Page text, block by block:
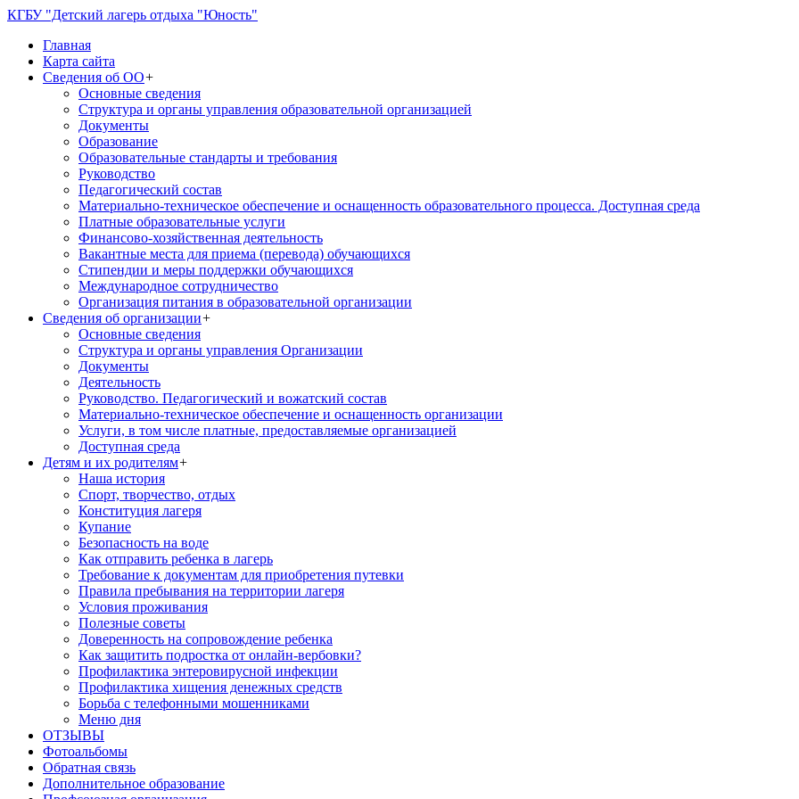
КГБУ "Детский лагерь отдыха "Юность"
Главная
Карта сайта
Сведения об ОО+
Основные сведения
Структура и органы управления образовательной организацией
Документы
Образование
Образовательные стандарты и требования
Руководство
Педагогический состав
Материально-техническое обеспечение и оснащенность образовательного процесса. Доступная среда
Платные образовательные услуги
Финансово-хозяйственная деятельность
Вакантные места для приема (перевода) обучающихся
Стипендии и меры поддержки обучающихся
Международное сотрудничество
Организация питания в образовательной организации
Сведения об организации+
Основные сведения
Структура и органы управления Организации
Документы
Деятельность
Руководство. Педагогический и вожатский состав
Материально-техническое обеспечение и оснащенность организации
Услуги, в том числе платные, предоставляемые организацией
Доступная среда
Детям и их родителям+
Наша история
Спорт, творчество, отдых
Конституция лагеря
Купание
Безопасность на воде
Как отправить ребенка в лагерь
Требование к документам для приобретения путевки
Правила пребывания на территории лагеря
Условия проживания
Полезные советы
Доверенность на сопровождение ребенка
Как защитить подростка от онлайн-вербовки?
Профилактика энтеровирусной инфекции
Профилактика хищения денежных средств
Борьба с телефонными мошенниками
Меню дня
ОТЗЫВЫ
Фотоальбомы
Обратная связь
Дополнительное образование